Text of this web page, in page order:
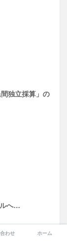
独立採算」の
ルへ…
わせ ホーム